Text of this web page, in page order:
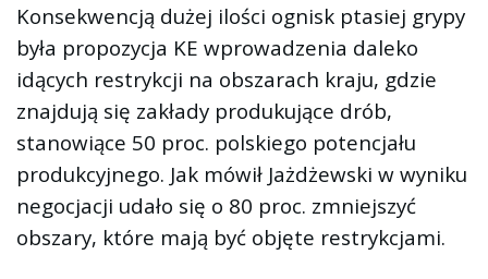
Konsekwencją dużej ilości ognisk ptasiej grypy
była propozycja KE wprowadzenia daleko
idących restrykcji na obszarach kraju, gdzie
znajdują się zakłady produkujące drób,
stanowiące 50 proc. polskiego potencjału
produkcyjnego. Jak mówił Jażdżewski w wyniku
negocjacji udało się o 80 proc. zmniejszyć
obszary, które mają być objęte restrykcjami.